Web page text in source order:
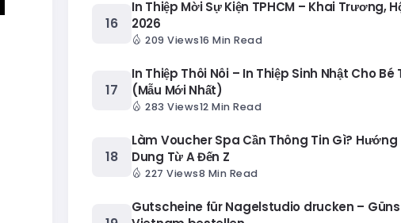
In Thiệp Mời Sự Kiện TPHCM – Khai Trương,
2026
209 Views16 Min Read
In Thiệp Thôi Nôi – In Thiệp Sinh Nhật Cho Bé
(Mẫu Mới Nhất)
283 Views12 Min Read
Làm Voucher Spa Cần Thông Tin Gì? Hướng
Dung Từ A Đến Z
227 Views8 Min Read
Gutscheine für Nagelstudio drucken –